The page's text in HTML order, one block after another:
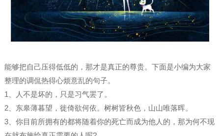
能够把自己压得低低的，那才是真正的尊贵。下面是小编为大家
整理的调侃热得心烦意乱的句子。
1、人不是坏的，只是习气罢了。
2、东皋薄暮望，徙倚欲何依。树树皆秋色，山山唯落晖。
3、你目前所拥有的都将随着你的死亡而成为他人的，那为何不现